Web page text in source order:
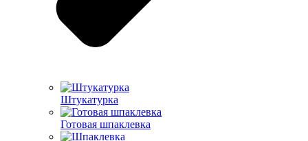
Штукатурка
Готовая шпаклевка